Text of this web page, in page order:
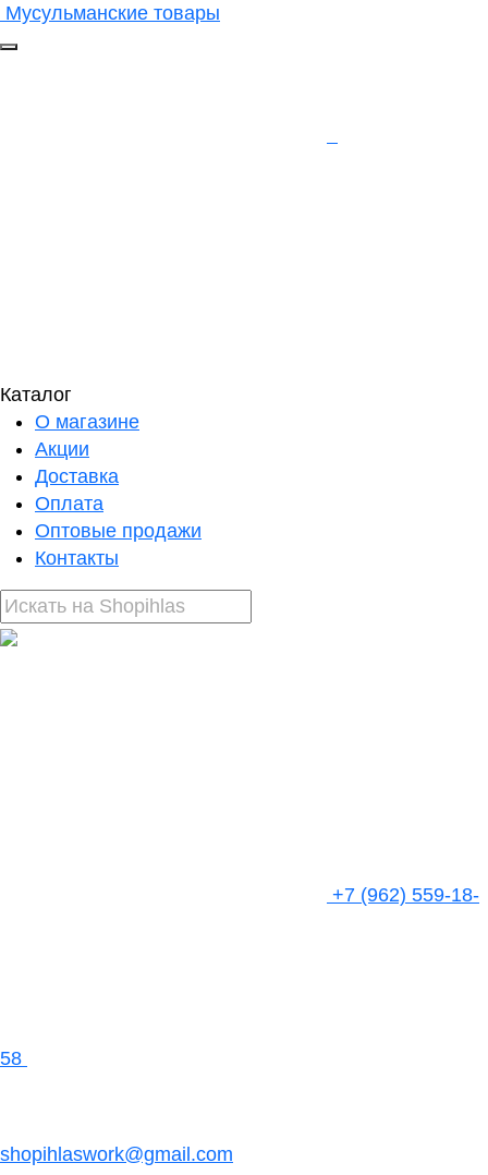
Мусульманские товары
Каталог
О магазине
Акции
Доставка
Оплата
Оптовые продажи
Контакты
+7 (962) 559-18-
58
shopihlaswork@gmail.com